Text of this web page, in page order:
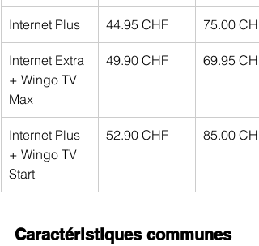
Internet Plus 44.95 CHF 75.00 CHF
Internet Extra
+ Wingo TV
Max
49.90 CHF 69.95 CHF
Internet Plus
+ Wingo TV
Start
52.90 CHF 85.00 CHF
Caractéristiques communes